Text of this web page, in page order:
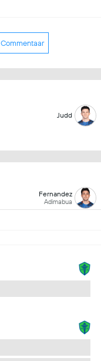
Commentaar
Judd
Fernandez
Adimabua